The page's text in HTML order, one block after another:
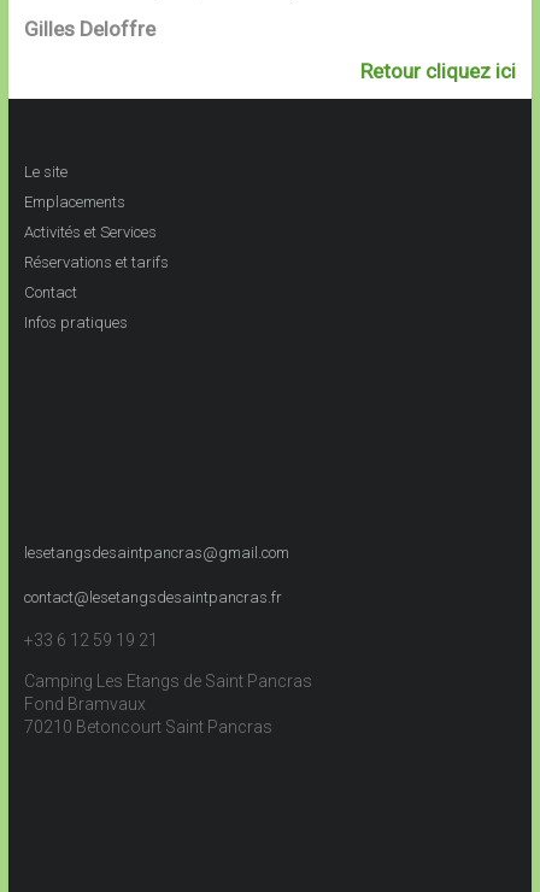
Gilles Deloffre
Retour cliquez ici
Le site
Emplacements
Activités et Services
Réservations et tarifs
Contact
Infos pratiques
lesetangsdesaintpancras@gmail.com
contact@lesetangsdesaintpancras.fr
+33 6 12 59 19 21
Camping Les Etangs de Saint Pancras
Fond Bramvaux
70210 Betoncourt Saint Pancras